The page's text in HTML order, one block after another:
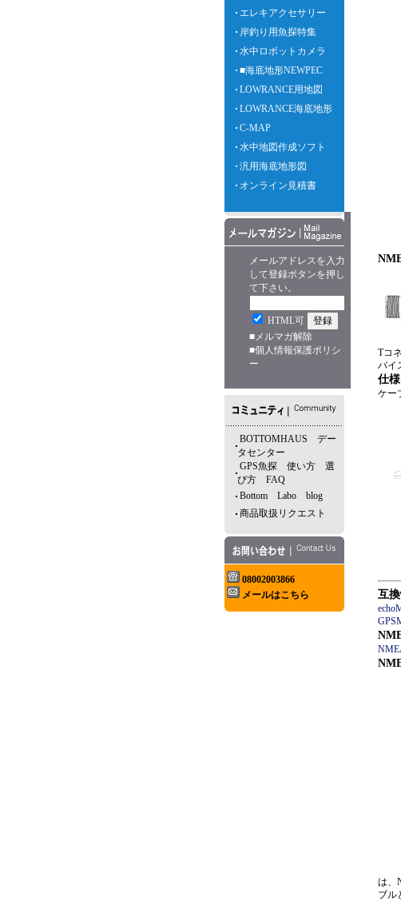
エレキアクセサリー
岸釣り用魚探特集
水中ロボットカメラ
■海底地形NEWPEC
LOWRANCE用地図
LOWRANCE海底地形
C-MAP
水中地図作成ソフト
汎用海底地形図
オンライン見積書
メールアドレスを入力
して登録ボタンを押し
て下さい。
HTML可
■メルマガ解除
■個人情報保護ポリシ
ー
BOTTOMHAUS デー
タセンター
GPS魚探 使い方 選
び方 FAQ
Bottom Labo blog
商品取扱リクエスト
08002003866
メールはこちら
Tコ
バイ
仕様
ケー
互
は、
ブル